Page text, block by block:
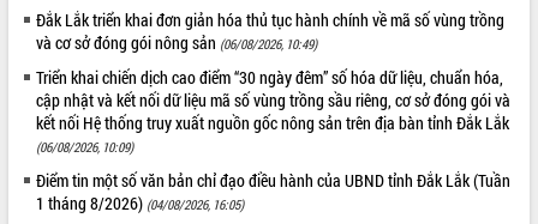
LIÊN KẾT WEB
THỐNG KÊ TRUY CẬP
Đắk Lắk triển khai đơn giản hóa thủ tục hành chính về mã số vùng trồng
và cơ sở đóng gói nông sản (06/08/2026, 10:49)
Triển khai chiến dịch cao điểm “30 ngày đêm” số hóa dữ liệu, chuẩn hóa,
cập nhật và kết nối dữ liệu mã số vùng trồng sầu riêng, cơ sở đóng gói và
kết nối Hệ thống truy xuất nguồn gốc nông sản trên địa bàn tỉnh Đắk Lắk
(06/08/2026, 10:09)
Điểm tin một số văn bản chỉ đạo điều hành của UBND tỉnh Đắk Lắk (Tuần
1 tháng 8/2026) (04/08/2026, 16:05)